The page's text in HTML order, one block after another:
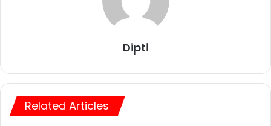
Dipti
Related Articles